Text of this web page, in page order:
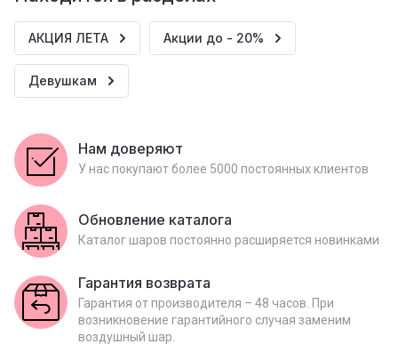
АКЦИЯ ЛЕТА Акции до - 20%
Девушкам
Нам доверяют
У нас покупают более 5000 постоянных клиентов
Обновление каталога
Каталог шаров постоянно расширяется новинками
Гарантия возврата
Гарантия от производителя – 48 часов. При
возникновение гарантийного случая заменим
воздушный шар.